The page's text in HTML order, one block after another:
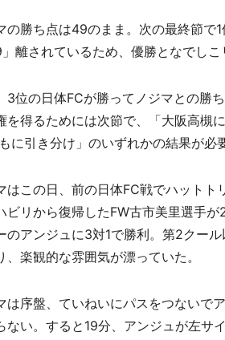
勝ち点は49のまま。次の最終節で
離されているため、優勝となでしこ
位の日体FCが勝ってノジマとの勝
を得るためには次節で、「大阪高槻
に引き分け」のいずれかの結果が必要
この日、前の日体FC戦でハットト
ビリから復帰したFW古市美里選手
のアンジュに3対1で勝利。第2クー
、楽観的な雰囲気が漂っていた。
序盤、ていねいにパスをつないで
ない。すると19分、アンジュが左サ